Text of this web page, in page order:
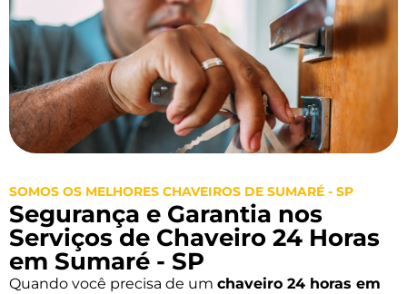
SOMOS OS MELHORES CHAVEIROS DE SUMARÉ - SP
Segurança e Garantia nos
Serviços de Chaveiro 24 Horas
em Sumaré - SP
Quando você precisa de um chaveiro 24 horas em